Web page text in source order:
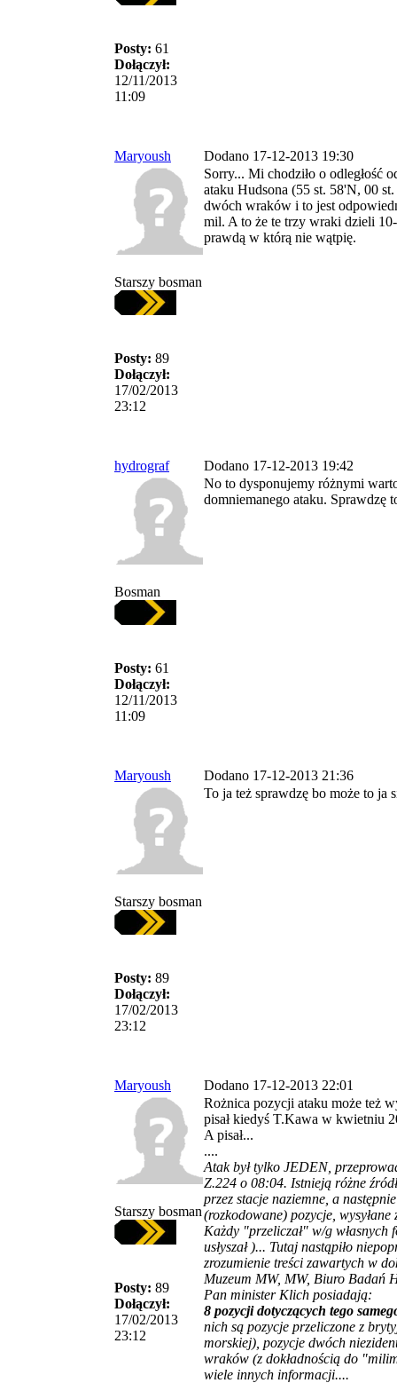
Posty: 61
Dołączył:
12/11/2013
11:09
Maryoush Dodano 17-12-2013 19:30
Starszy bosman
Posty: 89
Dołączył:
17/02/2013
23:12
Sorry... Mi chodziło o odległość
ataku Hudsona (55 st. 58'N, 00
dwóch wraków i to jest
mil. A to że te trzy wraki dzieli
prawdą w którą nie wątpię.
hydrograf Dodano 17-12-2013 19:42
Bosman
Posty: 61
Dołączył:
12/11/2013
11:09
No to dysponujemy różnymi
domniemanego ataku. Sprawdzę
Maryoush Dodano 17-12-2013 21:36
Starszy bosman
Posty: 89
Dołączył:
17/02/2013
23:12
To ja też sprawdzę bo może to ja
Maryoush Dodano 17-12-2013 22:01
Starszy bosman
Posty: 89
Dołączył:
17/02/2013
23:12
Rożnica pozycji ataku może też
pisał kiedyś T.Kawa w kwietniu
A pisał...
....
Atak był tylko JEDEN,
Z.224 o 08:04. Istnieją różne
przez stacje naziemne, a
(rozkodowane) pozycje,
Każdy "przeliczał" w/g własnych
usłyszał )... Tutaj nastąpiło
zrozumienie treści zawartych w
Muzeum MW, MW, Biuro Badań
Pan minister Klich posiadają:
8 pozycji dotyczących tego
nich są pozycje przeliczone z
morskiej), pozycje dwóch
wraków (z dokładnością do
wiele innych informacji....